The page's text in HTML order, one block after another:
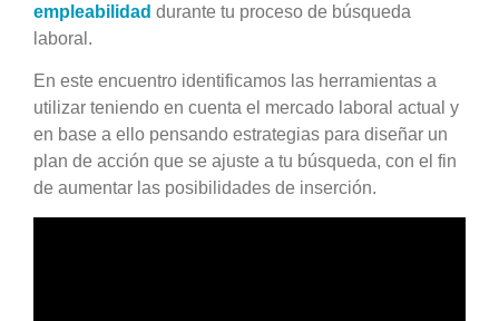
empleabilidad durante tu proceso de búsqueda
laboral.
En este encuentro identificamos las herramientas a
utilizar teniendo en cuenta el mercado laboral actual y
en base a ello pensando estrategias para diseñar un
plan de acción que se ajuste a tu búsqueda, con el fin
de aumentar las posibilidades de inserción.